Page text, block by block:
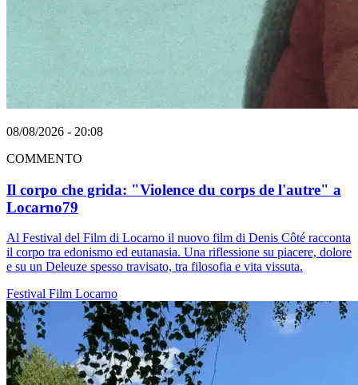
08/08/2026 - 20:08
COMMENTO
Il corpo che grida: "Violence du corps de l'autre" a
Locarno79
Al Festival del Film di Locarno il nuovo film di Denis Côté racconta
il corpo tra edonismo ed eutanasia. Una riflessione su piacere, dolore
e su un Deleuze spesso travisato, tra filosofia e vita vissuta.
Festival Film Locarno